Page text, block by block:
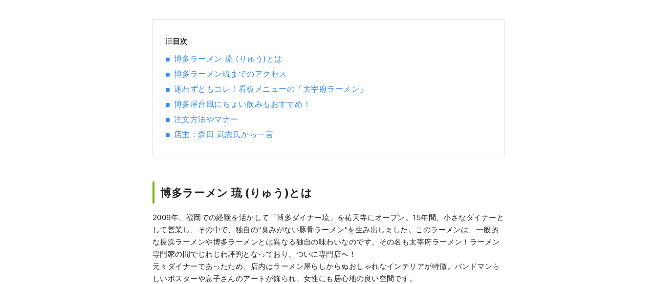
本、静岡と全国各地で開催し累計約75万人を動員。 2018年には株式会社Ramen
ロデュース・著書『東京ラーメンコレクション』(昭文社)
目次
博多ラーメン 琉 (りゅう)とは
博多ラーメン琉までのアクセス
迷わずともコレ！看板メニューの「太宰府ラーメン」
博多屋台風にちょい飲みもおすすめ！
注文方法やマナー
店主：森田 武志氏から一言
博多ラーメン 琉 (りゅう)とは
2009年、福岡での経験を活かして「博多ダイナー琉」を祐天寺にオープン。15年間、小さなダイナーと
して営業し、その中で、独自の"臭みがない豚骨ラーメン"を生み出しました。このラーメンは、一般的
な長浜ラーメンや博多ラーメンとは異なる独自の味わいなのです。その名も太宰府ラーメン！ラーメン
専門家の間でじわじわ評判となっており、ついに専門店へ！
元々ダイナーであったため、店内はラーメン屋らしからぬおしゃれなインテリアが特徴。バンドマンら
しいポスターや息子さんのアートが飾られ、女性にも居心地の良い空間です。